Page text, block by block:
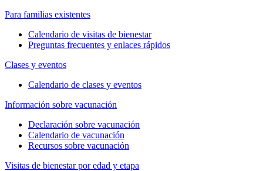
Para familias existentes
Calendario de visitas de bienestar
Preguntas frecuentes y enlaces rápidos
Clases y eventos
Calendario de clases y eventos
Información sobre vacunación
Declaración sobre vacunación
Calendario de vacunación
Recursos sobre vacunación
Visitas de bienestar por edad y etapa